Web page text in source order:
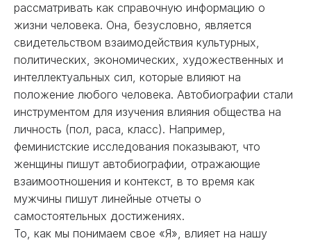
рассматривать как справочную информацию о
жизни человека. Она, безусловно, является
свидетельством взаимодействия культурных,
политических, экономических, художественных и
интеллектуальных сил, которые влияют на
положение любого человека. Автобиографии стали
инструментом для изучения влияния общества на
личность (пол, раса, класс). Например,
феминистские исследования показывают, что
женщины пишут автобиографии, отражающие
взаимоотношения и контекст, в то время как
мужчины пишут линейные отчеты о
самостоятельных достижениях.
То, как мы понимаем свое «Я», влияет на нашу